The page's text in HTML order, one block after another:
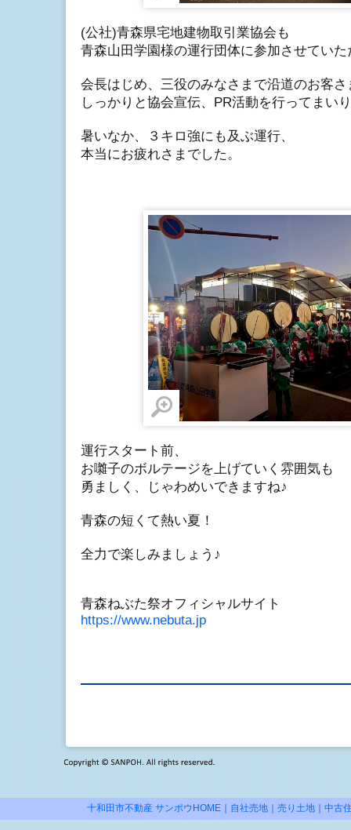
(公社)青森県宅地建物取引業協会も
青森山田学園様の運行団体に参加させていた
会長はじめ、三役のみなさまで沿道のお客さ
しっかりと協会宣伝、PR活動を行ってまい
暑いなか、３キロ強にも及ぶ運行、
本当にお疲れさまでした。
運行スタート前、
お囃子のボルテージを上げていく雰囲気も
勇ましく、じゃわめいできますね♪
青森の短くて熱い夏！
全力で楽しみましょう♪
青森ねぶた祭オフィシャルサイト
https://www.nebuta.jp
十和田市不動産 サンポウHOME｜ 自社売地｜ 売り土地｜ 中古